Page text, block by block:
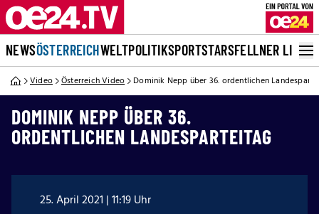
NEWSÖSTERREICHWELTPOLITIKSPORTSTARSFELLNER LIVE
Video Österreich Video Dominik Nepp über 36. ordentlichen
DOMINIK NEPP ÜBER 36.
ORDENTLICHEN LANDESPARTEITAG
25. April 2021 | 11:19 Uhr